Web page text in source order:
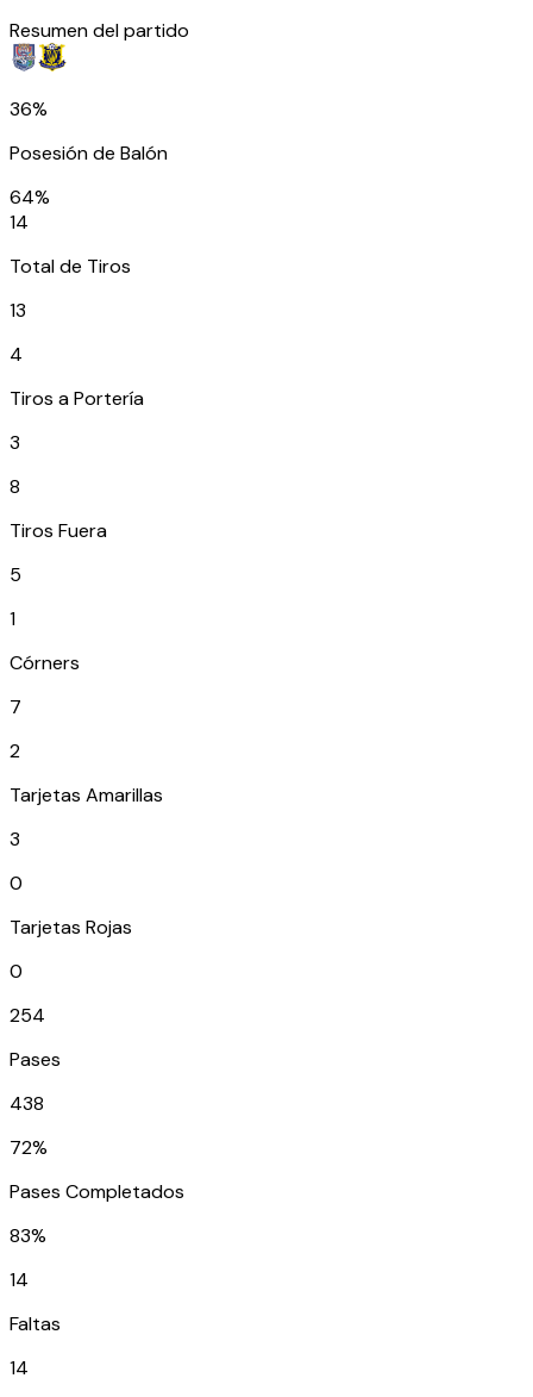
Resumen del partido
36%
Posesión de Balón
64%
14
Total de Tiros
13
4
Tiros a Portería
3
8
Tiros Fuera
5
1
Córners
7
2
Tarjetas Amarillas
3
0
Tarjetas Rojas
0
254
Pases
438
72%
Pases Completados
83%
14
Faltas
14